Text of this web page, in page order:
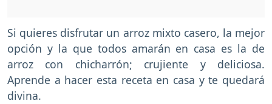
Si quieres disfrutar un arroz mixto casero, la mejor
opción y la que todos amarán en casa es la de
arroz con chicharrón; crujiente y deliciosa.
Aprende a hacer esta receta en casa y te quedará
divina.